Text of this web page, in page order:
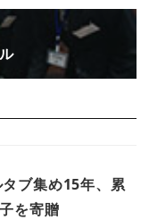
ブ集め15年、累
を寄贈